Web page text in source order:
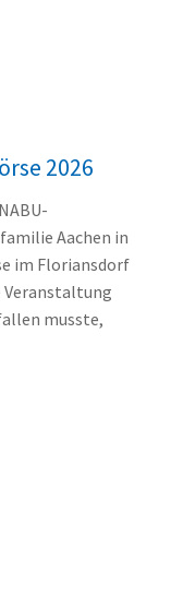
2026
Aachen in
im Floriansdorf
Veranstaltung
musste,